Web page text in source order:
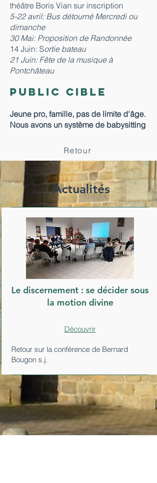
théâtre Boris Vian sur inscription
5-22 avril: Bus détourné Mercredi ou
dimanche
30 Mai: Proposition de Randonnée
14 Juin: Sortie bateau
21 Juin: Fête de la musique à
Pontchâteau
Public cible
Jeune pro, famille, pas de limite d'âge.
Nous avons un système de babysitting
Retour
Actualités
Le discernement : se décider sous
la motion divine
Découvrir
Retour sur la conférence de Bernard
Bougon s.j.